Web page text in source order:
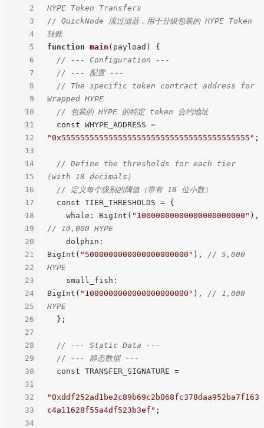
2
3
4
5
6
7
8
9
10
11
12
13
14
15
16
17
18
19
20
21
22
23
24
25
26
27
28
29
30
31
32
33
34
HYPE Token Transfers
// QuickNode 流过滤器，用于分级包装的 HYPE Token
转账
function main ( payload ) {
// --- Configuration ---
// --- 配置 ---
// The specific token contract address for
Wrapped HYPE
// 包装的 HYPE 的特定 token 合约地址
"0x5555555555555555555555555555555555555555" ;
// Define the thresholds for each tier
(with 18 decimals)
// 定义每个级别的阈值（带有 18 位小数）
    whale: BigInt(
"10000000000000000000000"
// 10,000 HYPE
BigInt( "5000000000000000000000" ), // 5,000
HYPE
BigInt( "1000000000000000000000" ), // 1,000
HYPE
// --- Static Data ---
// --- 静态数据 ---
"0xddf252ad1be2c89b69c2b068fc378daa952ba7f163
c4a11628f55a4df523b3ef" ;